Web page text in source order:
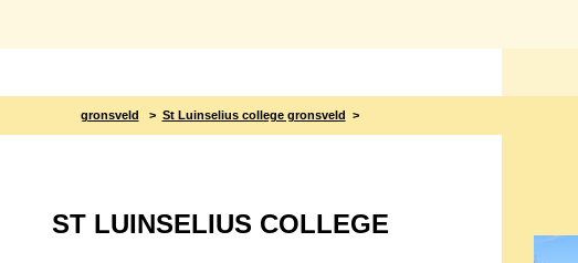
gronsveld > St Luinselius college gronsveld >
ST LUINSELIUS COLLEGE